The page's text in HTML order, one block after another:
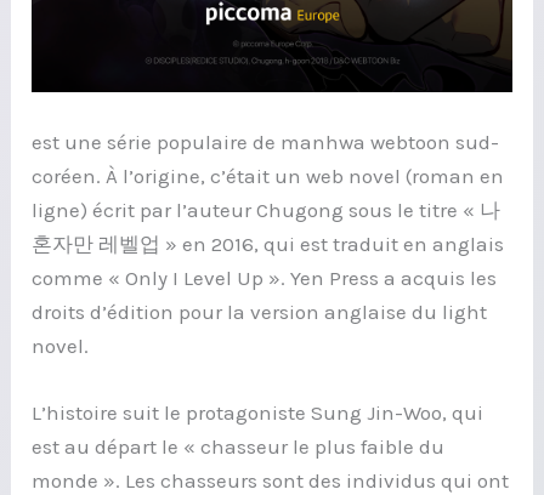
est une série populaire de manhwa webtoon sud-
coréen. À l’origine, c’était un web novel (roman en
ligne) écrit par l’auteur Chugong sous le titre « 나
혼자만 레벨업 » en 2016, qui est traduit en anglais
comme « Only I Level Up ». Yen Press a acquis les
droits d’édition pour la version anglaise du light
novel.
L’histoire suit le protagoniste Sung Jin-Woo, qui
est au départ le « chasseur le plus faible du
monde ». Les chasseurs sont des individus qui ont